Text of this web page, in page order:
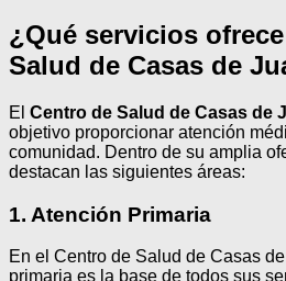
¿Qué servicios
Salud de Casas de
El Centro de Salud de Casas de
objetivo proporcionar atención
comunidad. Dentro de su amplia
destacan las siguientes áreas:
1. Atención Primaria
En el Centro de Salud de Casas
primaria es la base de todos sus